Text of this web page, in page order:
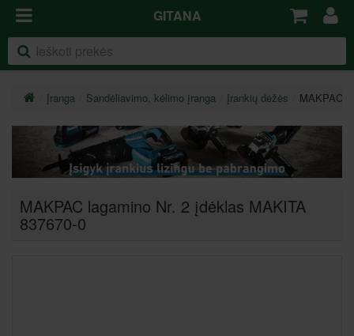
GITANA
Įranga Sandėliavimo, kėlimo įranga Įrankių dėžės MAKPAC
MAKPAC lagamino Nr. 2 įdėklas MAKITA
837670-0